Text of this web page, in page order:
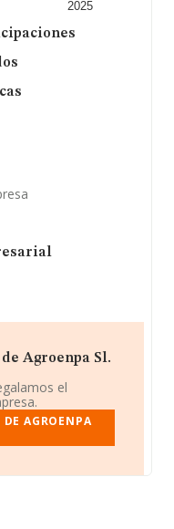
2025
Agroenpa Sl.
el
AGROENPA